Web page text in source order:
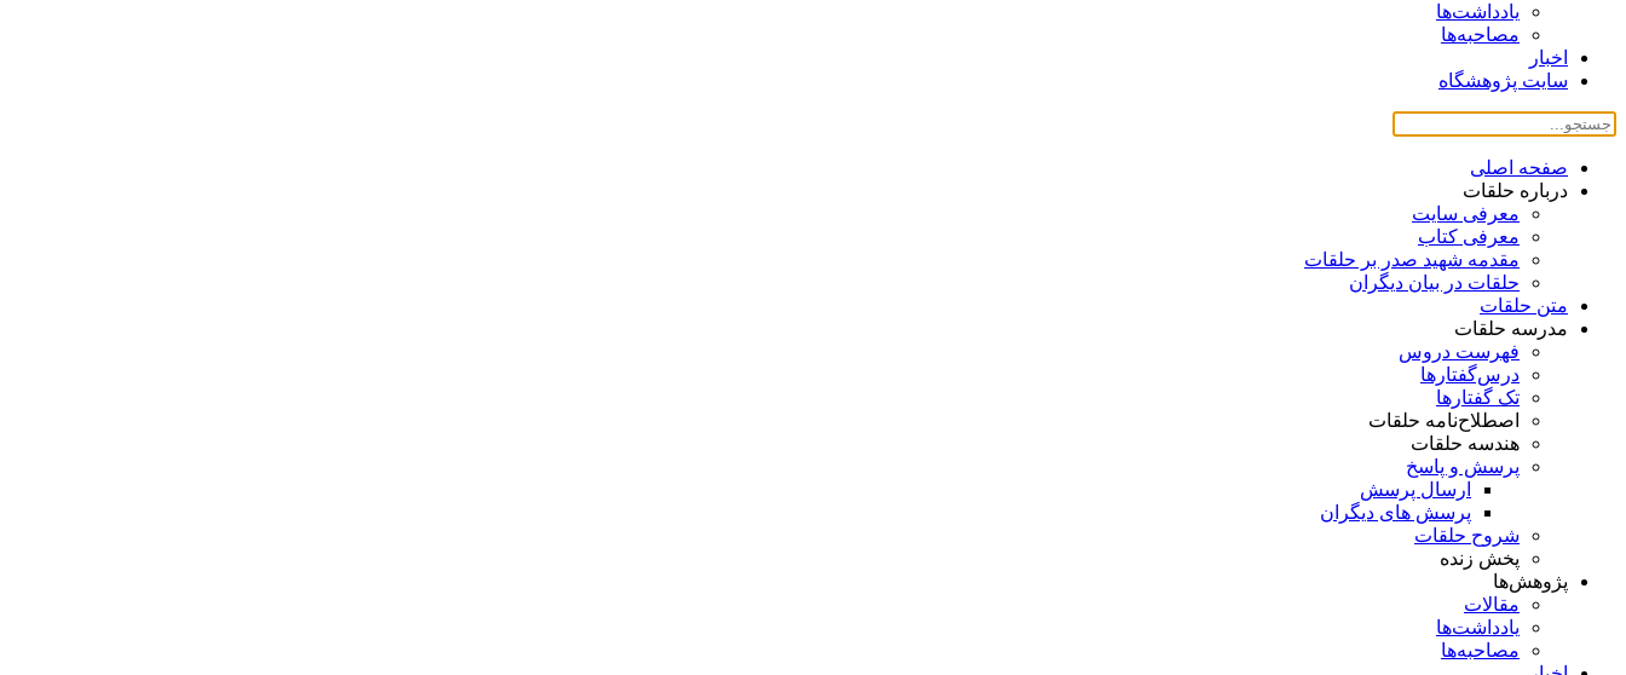
یادداشت‌ها
مصاحبه‌ها
اخبار
سایت پژوهشگاه
صفحه اصلی
درباره حلقات
معرفی سایت
معرفی کتاب
مقدمه شهید صدر بر حلقات
حلقات در بیان دیگران
متن حلقات
مدرسه حلقات
فهرست دروس
درس‌گفتار‌ها
تک گفتارها
اصطلاح‌نامه حلقات
هندسه حلقات
پرسش و پاسخ
ارسال پرسش
پرسش های دیگران
شروح حلقات
پخش زنده
پژوهش‌ها
مقالات
یادداشت‌ها
مصاحبه‌ها